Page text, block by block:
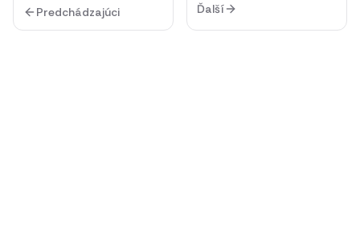
Predchádzajúci Ďalší